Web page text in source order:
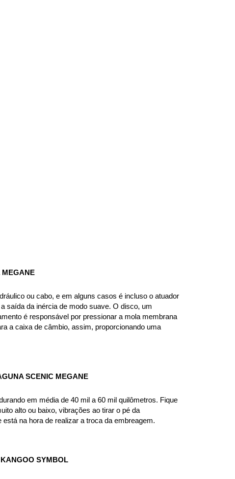
MEGANE
ou cabo, e em alguns casos é incluso o atuador
saída da inércia de modo suave. O disco, um
é responsável por pressionar a mola membrana
a caixa de câmbio, assim, proporcionando uma
SCENIC MEGANE
em média de 40 mil a 60 mil quilômetros. Fique
alto ou baixo, vibrações ao tirar o pé da
na hora de realizar a troca da embreagem.
SYMBOL